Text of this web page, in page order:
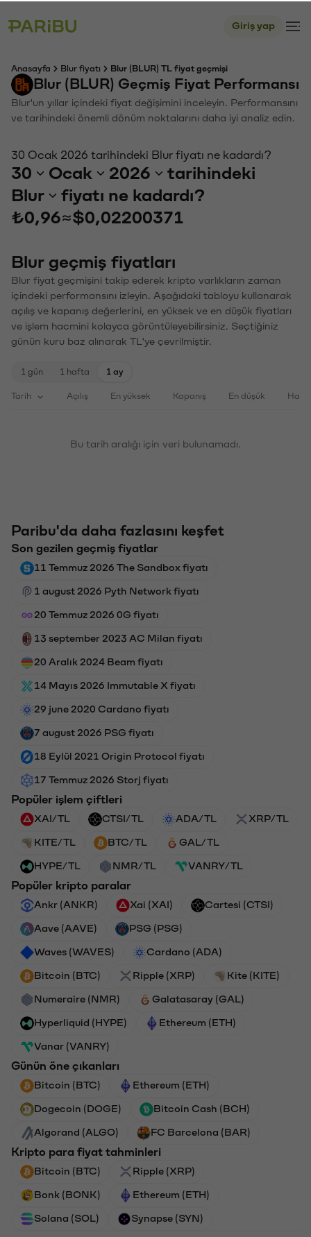
Giriş yap
Anasayfa Blur fiyatı Blur (BLUR) TL fiyat geçmişi
Blur (BLUR) Geçmiş Fiyat Performansı
Blur'un yıllar içindeki fiyat değişimini inceleyin. Performansını
ve tarihindeki önemli dönüm noktalarını daha iyi analiz edin.
30 Ocak 2026 tarihindeki Blur fiyatı ne kadardı?
30 Ocak 2026
tarihindeki
Blur
fiyatı ne kadardı?
₺0,96≈$0,02200371
Blur geçmiş fiyatları
Blur fiyat geçmişini takip ederek kripto varlıkların zaman
içindeki performansını izleyin. Aşağıdaki tabloyu kullanarak
açılış ve kapanış değerlerini, en yüksek ve en düşük fiyatları
ve işlem hacmini kolayca görüntüleyebilirsiniz. Seçtiğiniz
günün kuru baz alınarak TL'ye çevrilmiştir.
1 gün 1 hafta 1 ay
Tarih Açılış En yüksek Kapanış En düşük
Bu tarih aralığı için veri bulunamadı.
Paribu'da daha fazlasını keşfet
Son gezilen geçmiş fiyatlar
11 Temmuz 2026 The Sandbox fiyatı
1 august 2026 Pyth Network fiyatı
20 Temmuz 2026 0G fiyatı
13 september 2023 AC Milan fiyatı
20 Aralık 2024 Beam fiyatı
14 Mayıs 2026 Immutable X fiyatı
29 june 2020 Cardano fiyatı
7 august 2026 PSG fiyatı
18 Eylül 2021 Origin Protocol fiyatı
17 Temmuz 2026 Storj fiyatı
Popüler işlem çiftleri
XAI/TL CTSI/TL ADA/TL XRP/TL
KITE/TL BTC/TL GAL/TL
HYPE/TL NMR/TL VANRY/TL
Popüler kripto paralar
Ankr (ANKR) Xai (XAI) Cartesi (CTSI)
Aave (AAVE) PSG (PSG)
Waves (WAVES) Cardano (ADA)
Bitcoin (BTC) Ripple (XRP) Kite (KITE)
Numeraire (NMR) Galatasaray (GAL)
Hyperliquid (HYPE) Ethereum (ETH)
Vanar (VANRY)
Günün öne çıkanları
Bitcoin (BTC) Ethereum (ETH)
Dogecoin (DOGE) Bitcoin Cash (BCH)
Algorand (ALGO) FC Barcelona (BAR)
Kripto para fiyat tahminleri
Bitcoin (BTC) Ripple (XRP)
Bonk (BONK) Ethereum (ETH)
Solana (SOL) Synapse (SYN)